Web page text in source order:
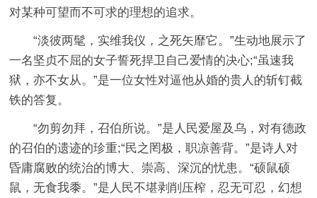
对某种可望而不可求的理想的追求。
“淡彼两髦，实维我仪，之死矢靡它。”生动地展示了
一名坚贞不屈的女子誓死捍卫自己爱情的决心;“虽速我
狱，亦不女从。”是一位女性对逼他从婚的贵人的斩钉截
铁的答复。
“勿剪勿拜，召伯所说。”是人民爱屋及乌，对有德政
的召伯的遗迹的珍重;“民之罔极，职凉善背。”是诗人对
昏庸腐败的统治的博大、崇高、深沉的忧患。“硕鼠硕
鼠，无食我黍。”是人民不堪剥削压榨，忍无可忍，幻想